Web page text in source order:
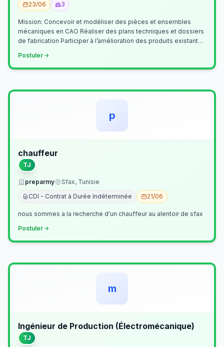
23/06
3
Mission: Concevoir et modéliser des pièces et ensembles
mécaniques en CAO Réaliser des plans techniques et dossiers
de fabrication Participer à l’amélioration des produits existants
Postuler
p
chauffeur
TJ
preparmy
Sfax, Tunisie
CDI - Contrat à Durée Indéterminée
21/06
nous sommes a la recherche d'un chauffeur au alentoir de sfax
Postuler
m
Ingénieur de Production (Électromécanique)
TJ